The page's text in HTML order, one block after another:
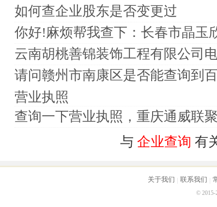
如何查企业股东是否变更过
你好!麻烦帮我查下：长春市晶玉
云南胡桃善锦装饰工程有限公司
请问赣州市南康区是否能查询到
营业执照
查询一下营业执照，重庆通威联
与 企业查询 有
关于我们 联系我们
© 2015-